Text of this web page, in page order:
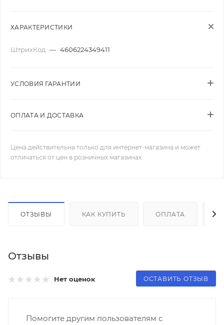
ХАРАКТЕРИСТИКИ
ШтрихКод — 4606224349411
УСЛОВИЯ ГАРАНТИИ
ОПЛАТА И ДОСТАВКА
Цена действительна только для интернет-магазина и может
отличаться от цен в розничных магазинах
ОТЗЫВЫ КАК КУПИТЬ ОПЛАТА
Отзывы
Нет оценок ОСТАВИТЬ ОТЗЫВ
Помогите другим пользователям с